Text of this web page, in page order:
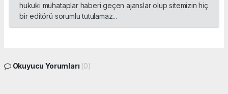
hukuki muhataplar haberi geçen ajanslar olup sitemizin hiç
bir editörü sorumlu tutulamaz...
Okuyucu Yorumları (0)